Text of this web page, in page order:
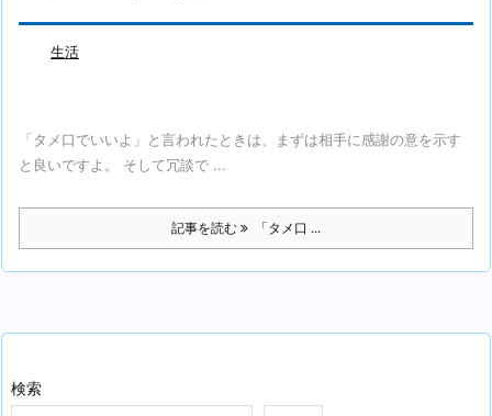
生活
「タメ口でいいよ」と言われたときは、まずは相手に感謝の意を示す
と良いですよ。 そして冗談で ...
記事を読む 「タメ口 ...
検索